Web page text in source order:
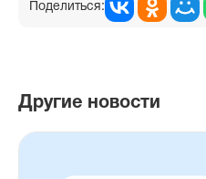
Поделиться:
Другие новости